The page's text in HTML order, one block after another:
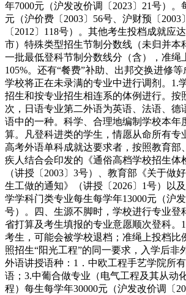
年7000元（沪发改价调〔2023〕21号）。
元（沪价费〔2003〕56号、沪财预〔2003
〔2012〕118号）。其他考生投档成就应
市）特殊类型招生节制分数线（未归并本
一批最低登科节制分数线分（含），准绳
105%。还有“餐费”补助、出邦交换进修等
学校将正在未录满的专业中进行调剂。1.
招生和按专业招生相连系的体例进行。按
次，日语专业第二外语为英语、法语、德
语中的一种。科学、合理地编制学校本年
算。凡登科进类的学生，情愿从命所有专
高考外语单科成就达要求者，按照教育部
疾人结合会印发的《通俗高档学校招生体
（讲授〔2003〕3号）、教育部《关于做
生工做的通知》（讲授〔2026〕1号）以
学学科门类专业每生每学年13000元（沪
号）。四、生源不脚时，学校进行专业登
省打算及考生填报的专业意愿顺次登科。
考生，可能会被学校退档；准绳上投档比
照招生“阳光工程”的同一要求，入学后非
外语讲授语种：1．中欧工程手艺学院所
语；3.中葡合做专业（电气工程及其从动
程）每生每学年30000元（沪发改价调〔